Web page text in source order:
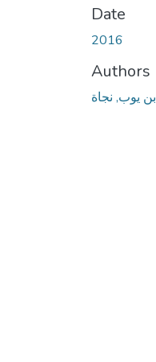
Date
2016
Authors
بن يوب, نجاة